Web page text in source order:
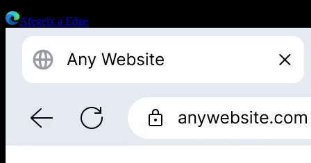
Afegeix a Edge